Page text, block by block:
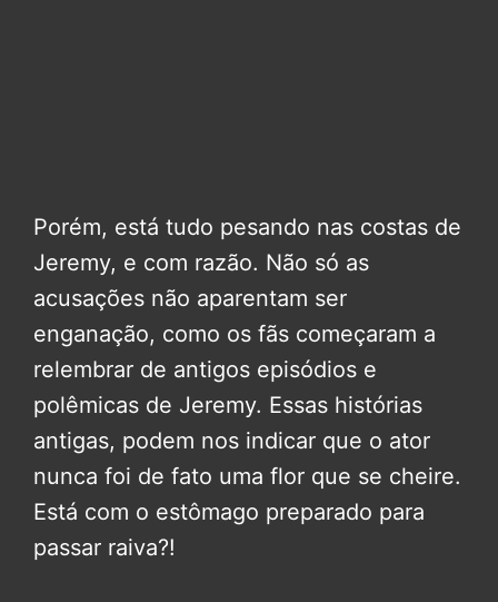
Porém, está tudo pesando nas costas de
Jeremy, e com razão. Não só as
acusações não aparentam ser
enganação, como os fãs começaram a
relembrar de antigos episódios e
polêmicas de Jeremy. Essas histórias
antigas, podem nos indicar que o ator
nunca foi de fato uma flor que se cheire.
Está com o estômago preparado para
passar raiva?!